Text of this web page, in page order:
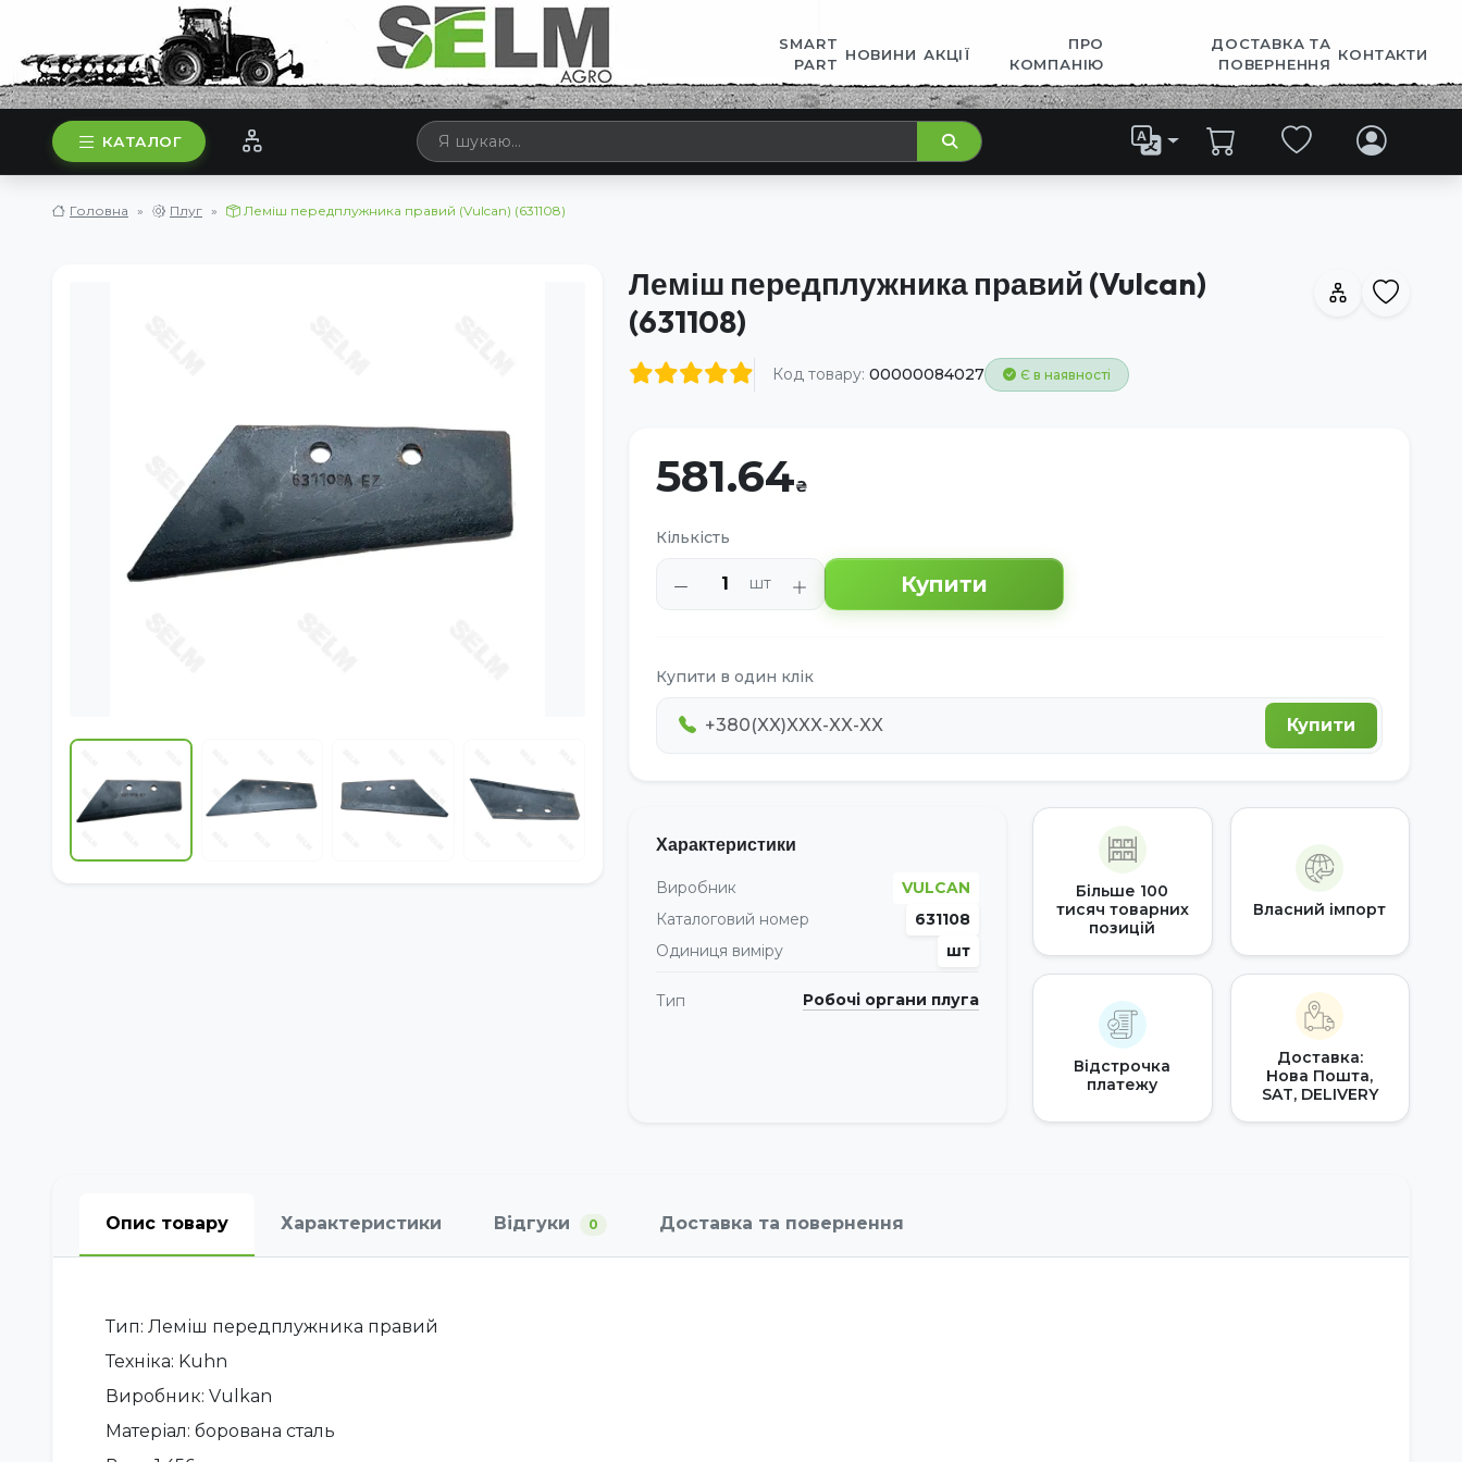
SMART
PART
НОВИНИ АКЦІЇ
ПРО
КОМПАНІЮ
ДОСТАВКА ТА
ПОВЕРНЕННЯ
КОНТАКТИ
КАТАЛОГ
Головна Плуг Леміш передплужника правий (Vulcan) (631108)
Леміш передплужника правий (Vulcan)
(631108)
Код товару: 00000084027 Є в наявності
581.64
Кількість
шт Купити
Купити в один клік
Купити
Характеристики
Виробник
VULCAN
Каталоговий номер
631108
Одиниця виміру
шт
Тип Робочі органи плуга
Більше 100
тисяч товарних
позицій
Власний імпорт
Відстрочка
платежу
Доставка:
Нова Пошта,
SAT, DELIVERY
Опис товару Характеристики Відгуки 0 Доставка та повернення
Тип: Леміш передплужника правий
Техніка: Kuhn
Виробник: Vulkan
Матеріал: борована сталь